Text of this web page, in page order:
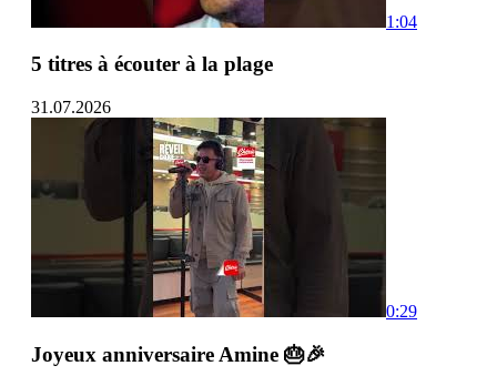
1:04
5 titres à écouter à la plage
31.07.2026
0:29
Joyeux anniversaire Amine 🎂🎉